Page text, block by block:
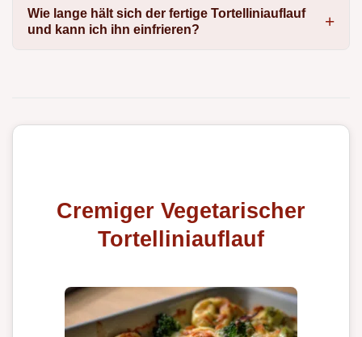
Wie lange hält sich der fertige Tortelliniauflauf
und kann ich ihn einfrieren?
Cremiger Vegetarischer
Tortelliniauflauf